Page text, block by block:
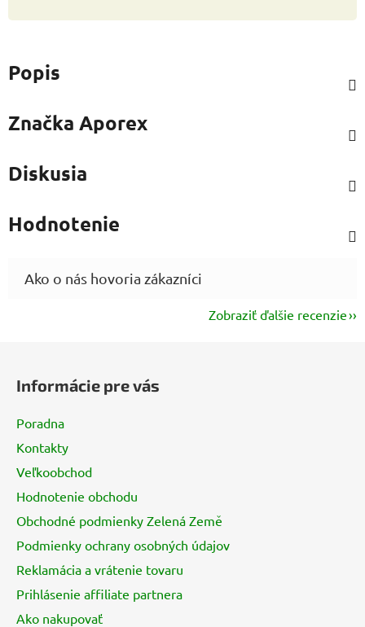
Popis
Značka Aporex
Diskusia
Hodnotenie
Zobraziť ďalšie recenzie
Informácie pre vás
Poradna
Kontakty
Veľkoobchod
Hodnotenie obchodu
Obchodné podmienky Zelená Země
Podmienky ochrany osobných údajov
Reklamácia a vrátenie tovaru
Prihlásenie affiliate partnera
Ako nakupovať